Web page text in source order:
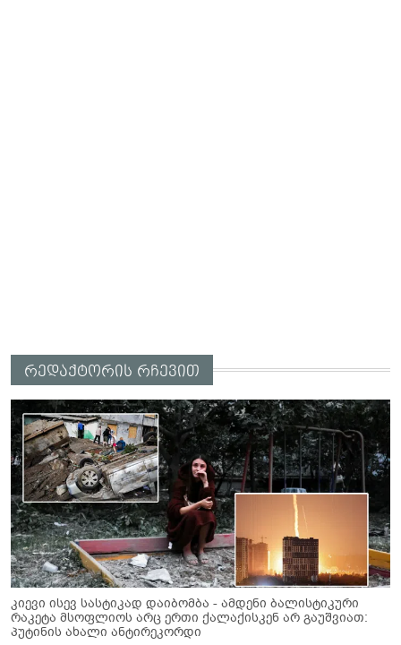
რედაქტორის რჩევით
კიევი ისევ სასტიკად დაიბომბა - ამდენი ბალისტიკური
რაკეტა მსოფლიოს არც ერთი ქალაქისკენ არ გაუშვიათ:
პუტინის ახალი ანტირეკორდი